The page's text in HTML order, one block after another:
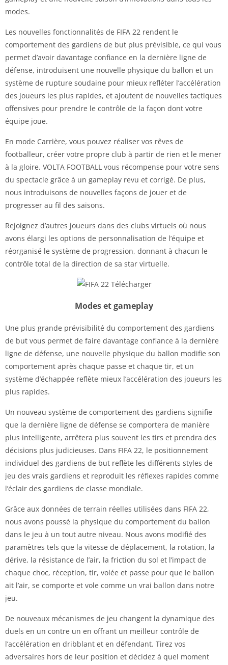
modes.
Les nouvelles fonctionnalités de FIFA 22 rendent le
comportement des gardiens de but plus prévisible, ce qui vous
permet d’avoir davantage confiance en la dernière ligne de
défense, introduisent une nouvelle physique du ballon et un
système de rupture soudaine pour mieux refléter l’accélération
des joueurs les plus rapides, et ajoutent de nouvelles tactiques
offensives pour prendre le contrôle de la façon dont votre
équipe joue.
En mode Carrière, vous pouvez réaliser vos rêves de
footballeur, créer votre propre club à partir de rien et le mener
à la gloire. VOLTA FOOTBALL vous récompense pour votre sens
du spectacle grâce à un gameplay revu et corrigé. De plus,
nous introduisons de nouvelles façons de jouer et de
progresser au fil des saisons.
Rejoignez d’autres joueurs dans des clubs virtuels où nous
avons élargi les options de personnalisation de l’équipe et
réorganisé le système de progression, donnant à chacun le
contrôle total de la direction de sa star virtuelle.
Modes et gameplay
Une plus grande prévisibilité du comportement des gardiens
de but vous permet de faire davantage confiance à la dernière
ligne de défense, une nouvelle physique du ballon modifie son
comportement après chaque passe et chaque tir, et un
système d’échappée reflète mieux l’accélération des joueurs les
plus rapides.
Un nouveau système de comportement des gardiens signifie
que la dernière ligne de défense se comportera de manière
plus intelligente, arrêtera plus souvent les tirs et prendra des
décisions plus judicieuses. Dans FIFA 22, le positionnement
individuel des gardiens de but reflète les différents styles de
jeu des vrais gardiens et reproduit les réflexes rapides comme
l’éclair des gardiens de classe mondiale.
Grâce aux données de terrain réelles utilisées dans FIFA 22,
nous avons poussé la physique du comportement du ballon
dans le jeu à un tout autre niveau. Nous avons modifié des
paramètres tels que la vitesse de déplacement, la rotation, la
dérive, la résistance de l’air, la friction du sol et l’impact de
chaque choc, réception, tir, volée et passe pour que le ballon
ait l’air, se comporte et vole comme un vrai ballon dans notre
jeu.
De nouveaux mécanismes de jeu changent la dynamique des
duels en un contre un en offrant un meilleur contrôle de
l’accélération en dribblant et en défendant. Tirez vos
adversaires hors de leur position et décidez à quel moment